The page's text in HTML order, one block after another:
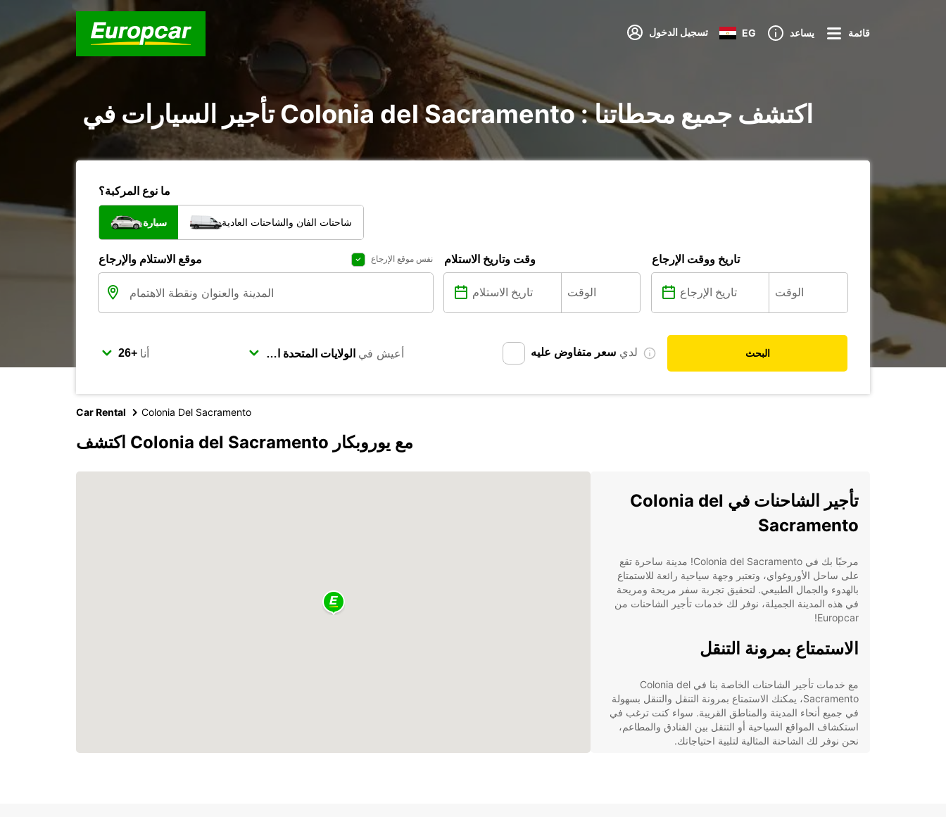
تسجيل الدخول EG يساعد قائمة
تأجير السيارات في Colonia del Sacramento : اكتشف جميع محطاتنا
ما نوع المركبة؟
سيارة شاحنات الفان والشاحنات العادية
موقع الاستلام والإرجاع نفس موقع الإرجاع وقت وتاريخ الاستلام تاريخ ووقت الإرجاع
أنا أعيش في لدي سعر متفاوض عليه البحث
Car Rental Colonia Del Sacramento
اكتشف Colonia del Sacramento مع يوروبكار
تأجير الشاحنات في Colonia del
Sacramento
مرحبًا بك في Colonia del Sacramento! مدينة ساحرة تقع
على ساحل الأوروغواي، وتعتبر وجهة سياحية رائعة للاستمتاع
بالهدوء والجمال الطبيعي. لتحقيق تجربة سفر مريحة ومريحة
في هذه المدينة الجميلة، نوفر لك خدمات تأجير الشاحنات من
Europcar!
الاستمتاع بمرونة التنقل
مع خدمات تأجير الشاحنات الخاصة بنا في Colonia del
Sacramento، يمكنك الاستمتاع بمرونة التنقل والتنقل بسهولة
في جميع أنحاء المدينة والمناطق القريبة. سواء كنت ترغب في
استكشاف المواقع السياحية أو التنقل بين الفنادق والمطاعم،
نحن نوفر لك الشاحنة المثالية لتلبية احتياجاتك.